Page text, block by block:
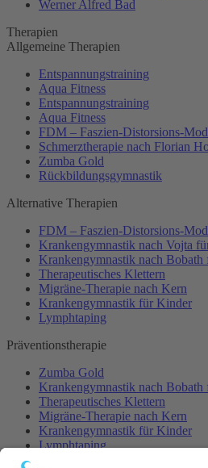
Werner Alfred Bad
Therapien
Allgemeine Therapien
Entspannungstraining
Aqua Fitness
Entspannungstraining
Aqua Fitness
FDM – Faszien-Distorsions-
Schmerztherapie nach Florian
Zumba Gold
Rückbildungsgymnastik
Alternative Therapien
FDM – Faszien-Distorsions-
Krankengymnastik nach Vojta
Krankengymnastik nach
Therapeutisches Klettern
Migräne-Therapie nach Kern
Krankengymnastik für Kinder
Lymphtaping
Präventionstherapie
Zumba Gold
Krankengymnastik nach
Therapeutisches Klettern
Migräne-Therapie nach Kern
Krankengymnastik für Kinder
Lymphtaping